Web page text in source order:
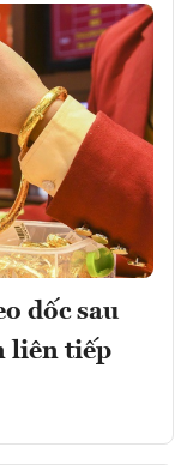
dốc sau
liên tiếp